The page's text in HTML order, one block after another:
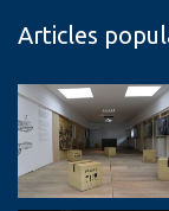
Articles